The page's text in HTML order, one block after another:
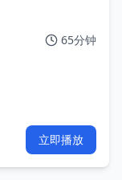
65分钟
立即播放